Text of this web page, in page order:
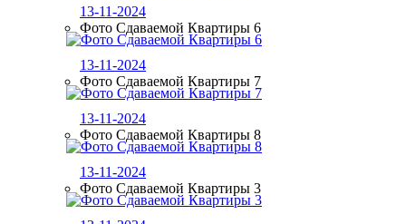
13-11-2024
Фото Сдаваемой Квартиры 6
13-11-2024
Фото Сдаваемой Квартиры 7
13-11-2024
Фото Сдаваемой Квартиры 8
13-11-2024
Фото Сдаваемой Квартиры 3